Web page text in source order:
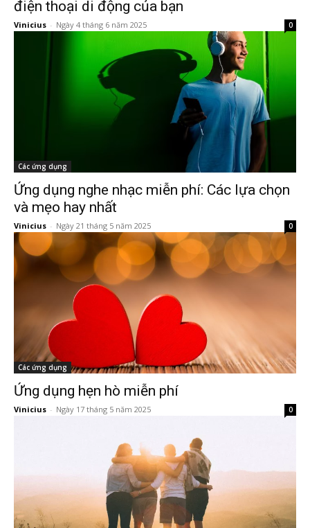
điện thoại di động của bạn
Vinicius - Ngày 4 tháng 6 năm 2025 0
Các ứng dụng
Ứng dụng nghe nhạc miễn phí: Các lựa chọn
và mẹo hay nhất
Vinicius - Ngày 21 tháng 5 năm 2025 0
Các ứng dụng
Ứng dụng hẹn hò miễn phí
Vinicius - Ngày 17 tháng 5 năm 2025 0